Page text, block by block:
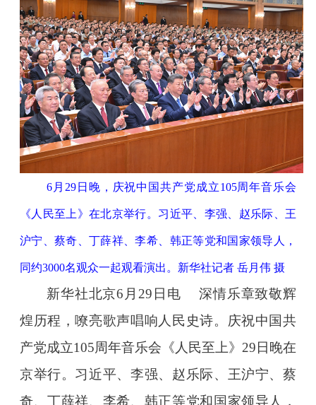
6月29日晚，庆祝中国共产党成立105周年音乐会
《人民至上》在北京举行。习近平、李强、赵乐际、王
沪宁、蔡奇、丁薛祥、李希、韩正等党和国家领导人，
同约3000名观众一起观看演出。新华社记者 岳月伟 摄
新华社北京6月29日电 深情乐章致敬辉
煌历程，嘹亮歌声唱响人民史诗。庆祝中国共
产党成立105周年音乐会《人民至上》29日晚在
京举行。习近平、李强、赵乐际、王沪宁、蔡
奇、丁薛祥、李希、韩正等党和国家领导人，